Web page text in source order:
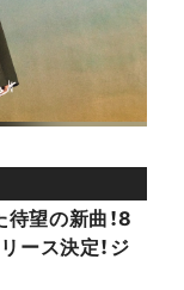
望の新曲！8
ース決定！ジ